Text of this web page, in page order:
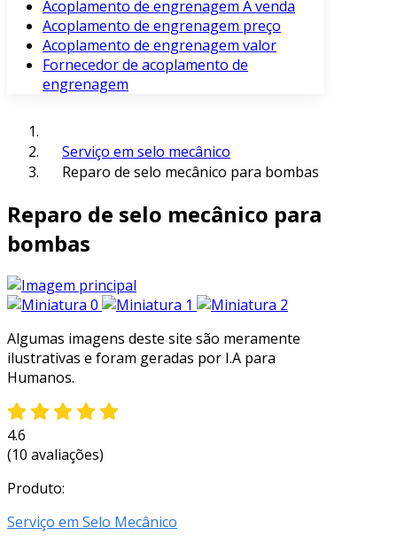
Acoplamento de engrenagem À venda
Acoplamento de engrenagem preço
Acoplamento de engrenagem valor
Fornecedor de acoplamento de
engrenagem
Serviço em selo mecânico
Reparo de selo mecânico para bombas
Reparo de selo mecânico para
bombas
Algumas imagens deste site são meramente
ilustrativas e foram geradas por I.A para
Humanos.
4.6
(10 avaliações)
Produto:
Serviço em Selo Mecânico